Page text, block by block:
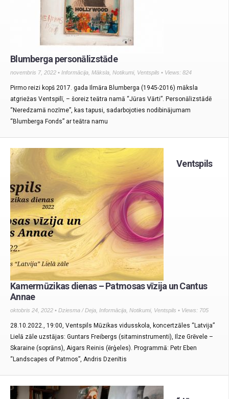
Blumberga personālizstāde
novembris 7, 2022 • Informācija Māksla Notikumi, Ventspils • Views: 824
Pirmo reizi kopš 2017. gada Ilmāra Blumberga (1945-2016) māksla
atgriežas Ventspilī, – šoreiz teātra namā “Jūras Vārti”. Personālizstādē
“Neredzamā nozīme”, kas tapusi, sadarbojoties nodibinājumam
“Blumberga Fonds” ar teātra namu
Ventspils
Kamermūzikas dienas – Patmosas vīzija un Cantus
Annae
oktobris 24, 2022 • Dziesma / Deja Informācija Notikumi, Ventspils • Views: 705
28.10.2022., 19:00, Ventspils Mūzikas vidusskola, koncertzāles “Latvija”
Lielā zāle uzstājas: Guntars Freibergs (sitaminstrumenti), Ilze Grēvele –
Skaraine (soprāns), Aigars Reinis (ērģeles). Programmā: Petr Eben
“Landscapes of Patmos”, Andris Dzenītis